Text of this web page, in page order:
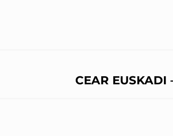
CEAR EUSKADI